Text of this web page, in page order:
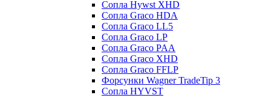
Сопла Hywst XHD
Сопла Graco HDA
Сопла Graco LL5
Сопла Graco LP
Сопла Graco PAA
Сопла Graco XHD
Сопла Graco FFLP
Форсунки Wagner TradeTip 3
Сопла HYVST